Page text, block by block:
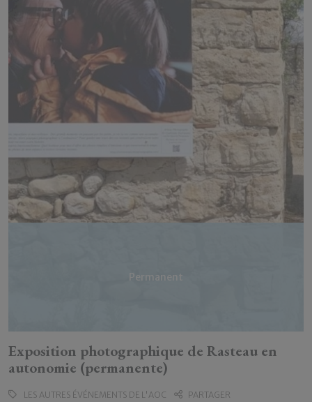
Permanent
Exposition photographique de Rasteau en
autonomie (permanente)
LES AUTRES ÉVÉNEMENTS DE L'AOC PARTAGER